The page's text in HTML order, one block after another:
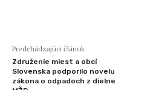
Predchádzajúci článok
Združenie miest a obcí
Slovenska podporilo novelu
zákona o odpadoch z dielne